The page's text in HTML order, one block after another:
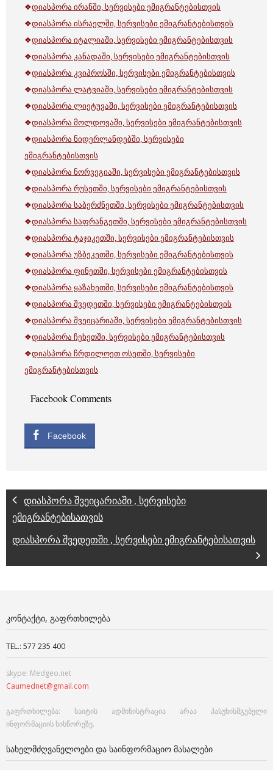
❖დიასპორა ირანში, სერვისები ემიგრანტებისთვის
❖დიასპორა ისრაელში, სერვისები ემიგრანტებისთვის
❖დიასპორა იტალიაში, სერვისები ემიგრანტებისთვის
❖დიასპორა კანადაში, სერვისები ემიგრანტებისთვის
❖დიასპორა კვიპროსში, სერვისები ემიგრანტებისთვის
❖დიასპორა ლატვიაში, სერვისები ემიგრანტებისთვის
❖დიასპორა ლიეტუვაში, სერვისები ემიგრანტებისთვის
❖დიასპორა მოლდოვაში, სერვისები ემიგრანტებისთვის
❖დიასპორა ნიდერლანდებში, სერვისები
ემიგრანტებისთვის
❖დიასპორა ნორვეგიაში, სერვისები ემიგრანტებისთვის
❖დიასპორა რუსეთში, სერვისები ემიგრანტებისთვის
❖დიასპორა საბერძნეთში, სერვისები ემიგრანტებისთვის
❖დიასპორა საფრანგეთში, სერვისები ემიგრანტებისთვის
❖დიასპორა ტაჯიკეთში, სერვისები ემიგრანტებისთვის
❖დიასპორა უზბეკეთში, სერვისები ემიგრანტებისთვის
❖დიასპორა ფინეთში, სერვისები ემიგრანტებისთვის
❖დიასპორა ყაზახეთში, სერვისები ემიგრანტებისთვის
❖დიასპორა შვედეთში, სერვისები ემიგრანტებისთვის
❖დიასპორა შვეიცარიაში, სერვისები ემიგრანტებისთვის
❖დიასპორა ჩეხეთში, სერვისები ემიგრანტებისთვის
❖დიასპორა ჩრდილოეთ ოსეთში, სერვისები
ემიგრანტებისთვის
Facebook Comments
Facebook
დიასპორა შვეიცარიაში , სერვისები
ემიგრანტებისათვის
დიასპორა შვედეთში , სერვისები ემიგრანტებისათვის
ᲙᲝᲜᲢᲐᲥᲢᲘ, ᲒᲐᲤᲠᲗᲮᲘᲚᲔᲑᲐ
TEL.: 577 235 400
skype: Medgeo.net
Caumednet@gmail.com
გაფრთხილება: საიტის ადმინისტრაცია არაა პასუხისმგებელი
ინფორმაციის სისწორეზე.
ᲡᲐᲮᲔᲚᲛᲫᲦᲕᲐᲜᲔᲚᲝᲔᲑᲘ ᲓᲐ ᲡᲐᲘᲜᲤᲝᲠᲛᲐᲪᲘᲝ ᲛᲐᲡᲐᲚᲔᲑᲘ